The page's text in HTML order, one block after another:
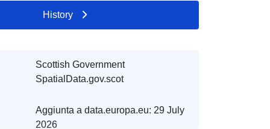
History
Scottish Government
SpatialData.gov.scot
Aggiunta a data.europa.eu: 29 July
2026